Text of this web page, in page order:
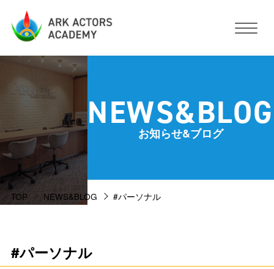
アークアクターズアカデミーについて
コース・予約方法・料金
活動サポート
講師紹介
NEWS&BLOG
お知らせ&ブログ
TOP NEWS&BLOG #パーソナル
#パーソナル